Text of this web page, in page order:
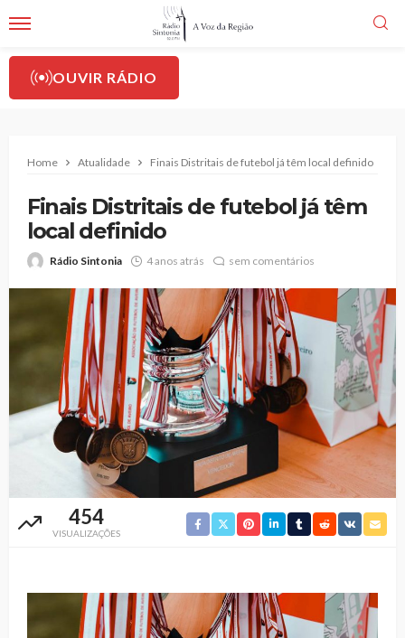
OUVIR RÁDIO
Home Atualidade Finais Distritais de futebol já têm local definido
Finais Distritais de futebol já têm
local definido
Rádio Sintonia 4 anos atrás sem comentários
454
VISUALIZAÇÕES